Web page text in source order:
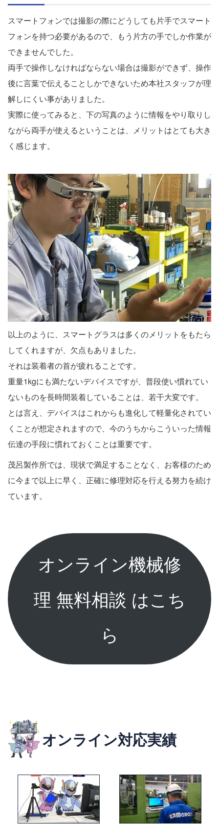
スマートフォンでは撮影の際にどうしても片手でスマート
フォンを持つ必要があるので、もう片方の手でしか作業が
できませんでした。
両手で操作しなければならない場合は撮影ができず、操作
後に言葉で伝えることしかできないため本社スタッフが理
解しにくい事がありました。
実際に使ってみると、下の写真のように情報をやり取りし
ながら両手が使えるということは、メリットはとても大き
く感じます。
以上のように、スマートグラスは多くのメリットをもたら
してくれますが、欠点もありました。
それは装着者の首が疲れることです。
重量1kgにも満たないデバイスですが、普段使い慣れてい
ないものを長時間装着していることは、若干大変です。
とは言え、デバイスはこれからも進化して軽量化されてい
くことが想定されますので、今のうちからこういった情報
伝達の手段に慣れておくことは重要です。
茂呂製作所では、現状で満足することなく、お客様のため
に今まで以上に早く、正確に修理対応を行える努力を続け
ています。
オンライン機械修
理 無料相談 はこち
ら
オンライン対応実績